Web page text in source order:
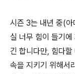
시즌 3는 내년 중(
실 너무 힘이 들기에
긴 합니다만, 힘다
속을 지키기 위해서